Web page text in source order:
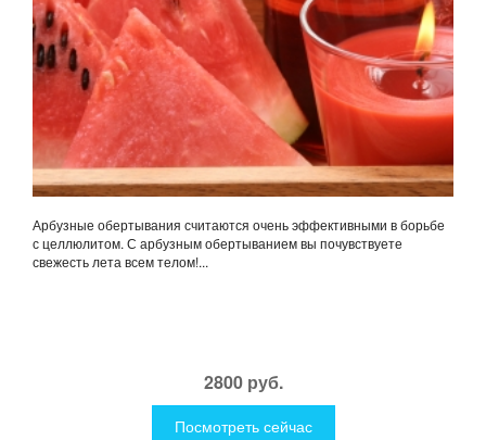
Арбузные обертывания считаются очень эффективными в борьбе
с целлюлитом. С арбузным обертыванием вы почувствуете
свежесть лета всем телом!...
2800 руб.
Посмотреть сейчас